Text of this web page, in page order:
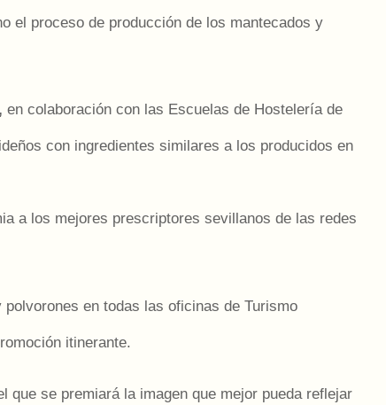
el proceso de producción de los mantecados y
en colaboración con las Escuelas de Hostelería de
con ingredientes similares a los producidos en
a los mejores prescriptores sevillanos de las redes
en todas las oficinas de Turismo
itinerante.
que se premiará la imagen que mejor pueda reflejar